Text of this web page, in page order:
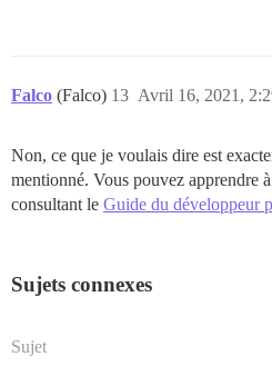
Falco (Falco) Avril 16, 2021,
13
Non, ce que je voulais dire est
mentionné. Vous pouvez apprendre
consultant le Guide du développeur
Sujets connexes
Sujet